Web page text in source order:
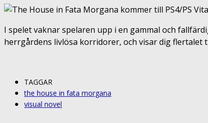
I spelet vaknar spelaren upp i en gammal och
herrgårdens livlösa korridorer, och visar dig flertalet
TAGGAR
the house in fata morgana
visual novel